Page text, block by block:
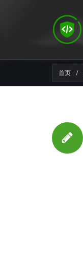
首页 /